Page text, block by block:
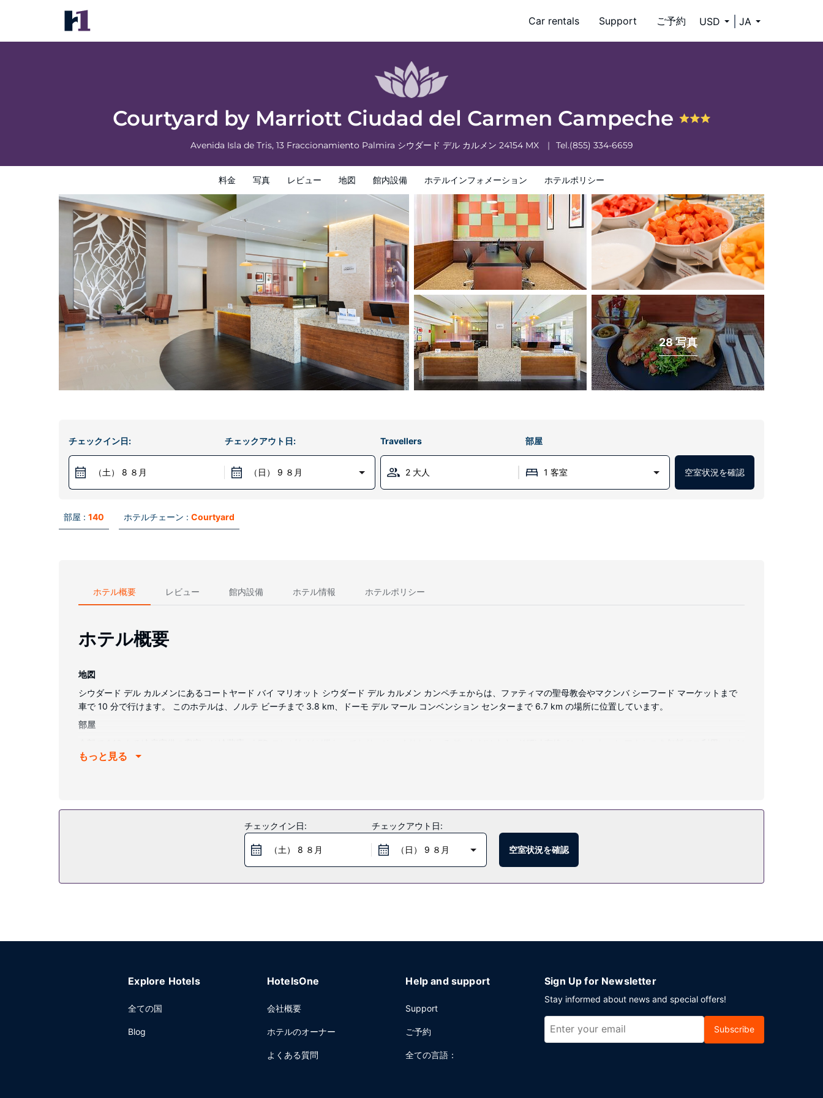
Car rentals Support ご予約 USD JA
Courtyard by Marriott Ciudad del Carmen Campeche
Avenida Isla de Tris, 13 Fraccionamiento Palmira シウダード デル カルメン 24154 MX Tel.(855) 334-6659
料金 写真 レビュー 地図 館内設備 ホテルインフォメーション ホテルポリシー
Courtyard by Marriott Ciudad del Carmen Campeche
料金 写真
28 写真
チェックイン日:
（土） 8 ８月
チェックアウト日:
（日） 9 ８月
Travellers 部屋
2 大人 1 客室 空室状況を確認
部屋 : 140 ホテルチェーン : Courtyard
ホテル概要 レビュー 館内設備 ホテル情報 ホテルポリシー
ホテル概要
地図
シウダード デル カルメンにあるコートヤード バイ マリオット シウダード デル カルメン カンペチェからは、ファティマの聖母教会やマクンバ シーフード マーケットまで
車で 10 分で行けます。 このホテルは、ノルテ ビーチまで 3.8 km、ドーモ デル マール コンベンション センターまで 6.7 km の場所に位置しています。
部屋
けるほか、42 インチの薄型テレビで衛星放送の番組をご覧いただけます。バスルームには、浴槽またはシャワー、デザイナーバスアメニティ、ヘアドライヤーが備わってい
お食事にはレストランや、このホテルにある コーヒーショップ / カフェをご利用ください。バー / ラウンジでお好みのドリンクを召し上がり、喉の渇きを癒してください。
無料のビュッフェを、平日は 6:30 ～ 10:00 まで、週末は 7:00 ～ 10:30 までお召し上がりいただけます。
もっと見る
チェックイン日:
（土） 8 ８月
チェックアウト日:
（日） 9 ８月 空室状況を確認
Explore Hotels
全ての国
Blog
HotelsOne
会社概要
ホテルのオーナー
よくある質問
Help and support
Support
ご予約
全ての言語：
Sign Up for Newsletter
Stay informed about news and special offers!
Subscribe